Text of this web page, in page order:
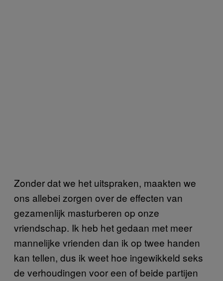
Zonder dat we het uitspraken, maakten we
ons allebei zorgen over de effecten van
gezamenlijk masturberen op onze
vriendschap. Ik heb het gedaan met meer
mannelijke vrienden dan ik op twee handen
kan tellen, dus ik weet hoe ingewikkeld seks
de verhoudingen voor een of beide partijen